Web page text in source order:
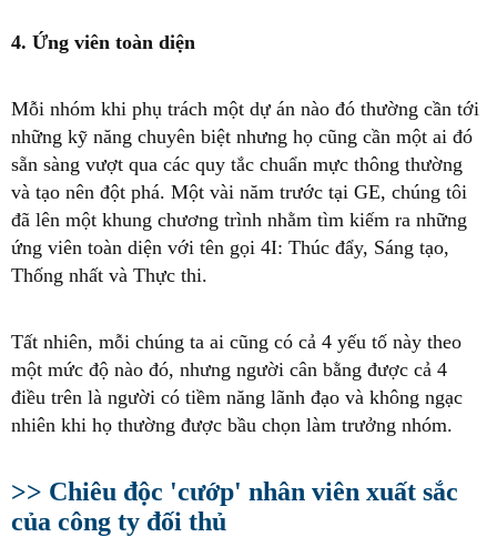
4. Ứng viên toàn diện
Mỗi nhóm khi phụ trách một dự án nào đó thường cần tới
những kỹ năng chuyên biệt nhưng họ cũng cần một ai đó
sẵn sàng vượt qua các quy tắc chuẩn mực thông thường
và tạo nên đột phá. Một vài năm trước tại GE, chúng tôi
đã lên một khung chương trình nhằm tìm kiếm ra những
ứng viên toàn diện với tên gọi 4I: Thúc đẩy, Sáng tạo,
Thống nhất và Thực thi.
Tất nhiên, mỗi chúng ta ai cũng có cả 4 yếu tố này theo
một mức độ nào đó, nhưng người cân bằng được cả 4
điều trên là người có tiềm năng lãnh đạo và không ngạc
nhiên khi họ thường được bầu chọn làm trưởng nhóm.
>> Chiêu độc 'cướp' nhân viên xuất sắc
của công ty đối thủ